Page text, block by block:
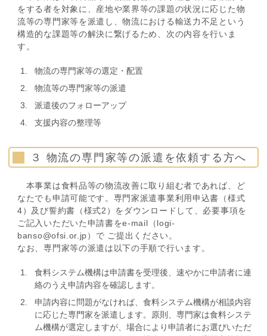
をする者を対象に、産地や業界等の課題の状況に応じた物
流等の専門家等を派遣し、物流における輸送力不足という
構造的な課題等の解決に繋げるため、次の内容を行いま
す。
物流の専門家等の選定・配置
物流等の専門家等の派遣
派遣後のフォローアップ
支援内容の整理等
３ 物流の専門家等の派遣を依頼する方へ
本事業は食料品等の物流改善に取り組む者であれば、ど
なたでも申請可能です。専門家派遣事業利用申込書（様式
4）及び誓約書（様式2）をダウンロードして、必要事項を
ご記入いただいた申請書をe-mail（logi-
banso@ofsi.or.jp）で ご提出ください。
なお、専門家等の派遣は以下の手順で行います。
食料システム機構は申請書を受理後、速やかに申請者に連
絡のうえ申請内容を確認します。
申請内容に問題がなければ、食料システム機構が相談内容
に応じた専門家を派遣します。原則、専門家は食料システ
ム機構が選定しますが、場合により申請者にお選びいただ